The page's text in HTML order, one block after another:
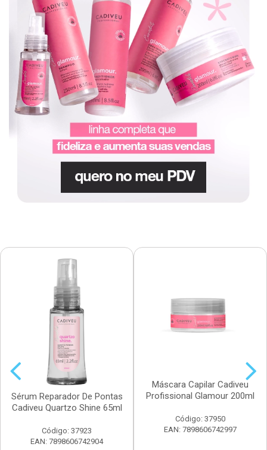
Sérum Reparador De Pontas
Cadiveu Quartzo Shine 65ml
Código: 37923
EAN: 7898606742904
Máscara Capilar Cadiveu
Profissional Glamour 200ml
Código: 37950
EAN: 7898606742997